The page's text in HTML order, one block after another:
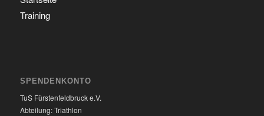
Training
SPENDENKONTO
TuS Fürstenfeldbruck e.V.
Abteilung: Triathlon